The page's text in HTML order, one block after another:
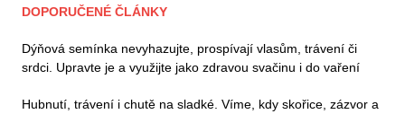
DOPORUČENÉ ČLÁNKY
Dýňová semínka nevyhazujte, prospívají vlasům, trávení či
srdci. Upravte je a využijte jako zdravou svačinu i do vaření
Hubnutí, trávení i chutě na sladké. Víme, kdy skořice, zázvor a